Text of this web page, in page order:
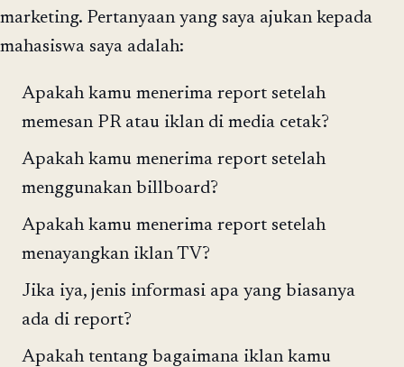
marketing. Pertanyaan yang saya ajukan kepada
mahasiswa saya adalah:
Apakah kamu menerima report setelah
memesan PR atau iklan di media cetak?
Apakah kamu menerima report setelah
menggunakan billboard?
Apakah kamu menerima report setelah
menayangkan iklan TV?
Jika iya, jenis informasi apa yang biasanya
ada di report?
Apakah tentang bagaimana iklan kamu